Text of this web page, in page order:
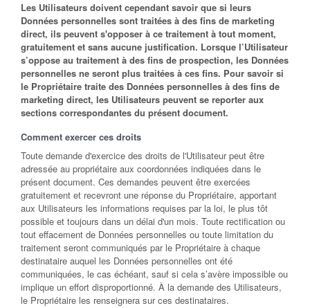
Les Utilisateurs doivent cependant savoir que si leurs
Données personnelles sont traitées à des fins de marketing
direct, ils peuvent s'opposer à ce traitement à tout moment,
gratuitement et sans aucune justification. Lorsque l’Utilisateur
s’oppose au traitement à des fins de prospection, les Données
personnelles ne seront plus traitées à ces fins. Pour savoir si
le Propriétaire traite des Données personnelles à des fins de
marketing direct, les Utilisateurs peuvent se reporter aux
sections correspondantes du présent document.
Comment exercer ces droits
Toute demande d'exercice des droits de l'Utilisateur peut être
adressée au propriétaire aux coordonnées indiquées dans le
présent document. Ces demandes peuvent être exercées
gratuitement et recevront une réponse du Propriétaire, apportant
aux Utilisateurs les informations requises par la loi, le plus tôt
possible et toujours dans un délai d'un mois. Toute rectification ou
tout effacement de Données personnelles ou toute limitation du
traitement seront communiqués par le Propriétaire à chaque
destinataire auquel les Données personnelles ont été
communiquées, le cas échéant, sauf si cela s’avère impossible ou
implique un effort disproportionné. À la demande des Utilisateurs,
le Propriétaire les renseignera sur ces destinataires.